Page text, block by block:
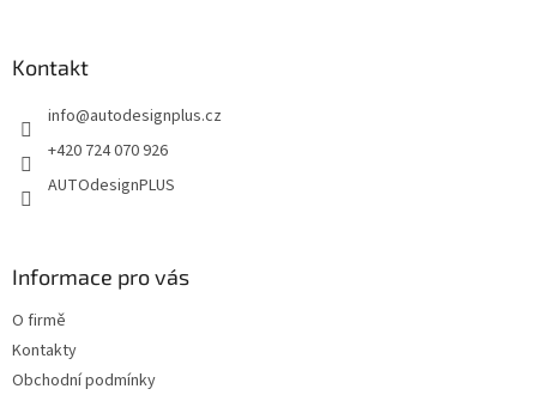
Kontakt
info@autodesignplus.cz
+420 724 070 926
AUTOdesignPLUS
Informace pro vás
O firmě
Kontakty
Obchodní podmínky